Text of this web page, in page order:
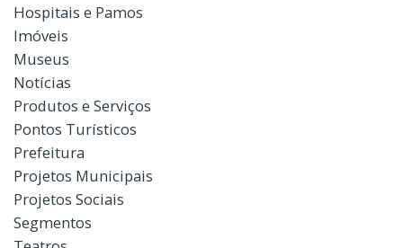
Hospitais e Pamos
Imóveis
Museus
Notícias
Produtos e Serviços
Pontos Turísticos
Prefeitura
Projetos Municipais
Projetos Sociais
Segmentos